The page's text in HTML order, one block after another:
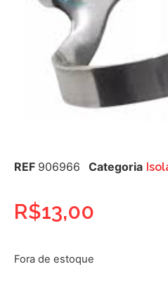
REF 906966 Categoria
R$13,00
Fora de estoque